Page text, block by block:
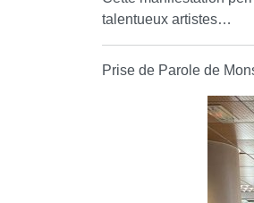
talentueux artistes…
Prise de Parole de